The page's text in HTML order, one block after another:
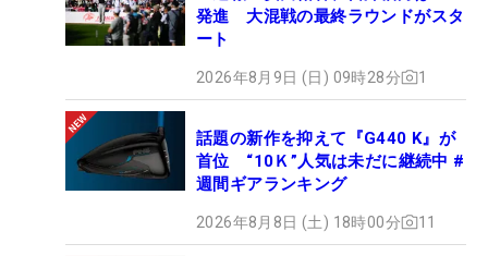
発進 大混戦の最終ラウンドがスタ
ート
2026年8月9日 (日) 09時28分 1
話題の新作を抑えて『G440 K』が
首位 “10Ｋ”人気は未だに継続中 #
週間ギアランキング
2026年8月8日 (土) 18時00分 11